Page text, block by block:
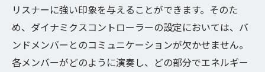
演奏スタイルに応じたダイナミクスの調整
方法
微細なニュアンスを引き出すためのダイナ
ミクス技術
リスナーに強い印象を与えることができます。そのた
め、ダイナミクスコントローラーの設定においては、バ
ンドメンバーとのコミュニケーションが欠かせません。
各メンバーがどのように演奏し、どの部分でエネルギー